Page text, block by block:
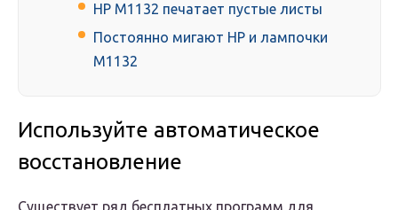
HP M1132 печатает пустые листы
Постоянно мигают HP и лампочки
M1132
Используйте автоматическое
восстановление